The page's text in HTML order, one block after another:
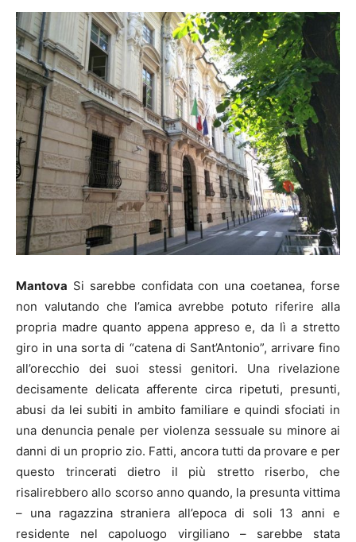
Mantova Si sarebbe confidata con una coetanea, forse
non valutando che l’amica avrebbe potuto riferire alla
propria madre quanto appena appreso e, da lì a stretto
giro in una sorta di “catena di Sant’Antonio”, arrivare fino
all’orecchio dei suoi stessi genitori. Una rivelazione
decisamente delicata afferente circa ripetuti, presunti,
abusi da lei subiti in ambito familiare e quindi sfociati in
una denuncia penale per violenza sessuale su minore ai
danni di un proprio zio. Fatti, ancora tutti da provare e per
questo trincerati dietro il più stretto riserbo, che
risalirebbero allo scorso anno quando, la presunta vittima
– una ragazzina straniera all’epoca di soli 13 anni e
residente nel capoluogo virgiliano – sarebbe stata